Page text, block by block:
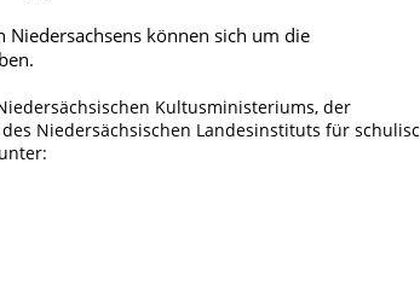
können sich um die
Kultusministeriums, der
Niedersächsischen Landesinstituts für